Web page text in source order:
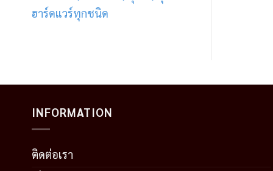
ฮาร์ดแวร์ทุกชนิด
INFORMATION
ติดต่อเรา